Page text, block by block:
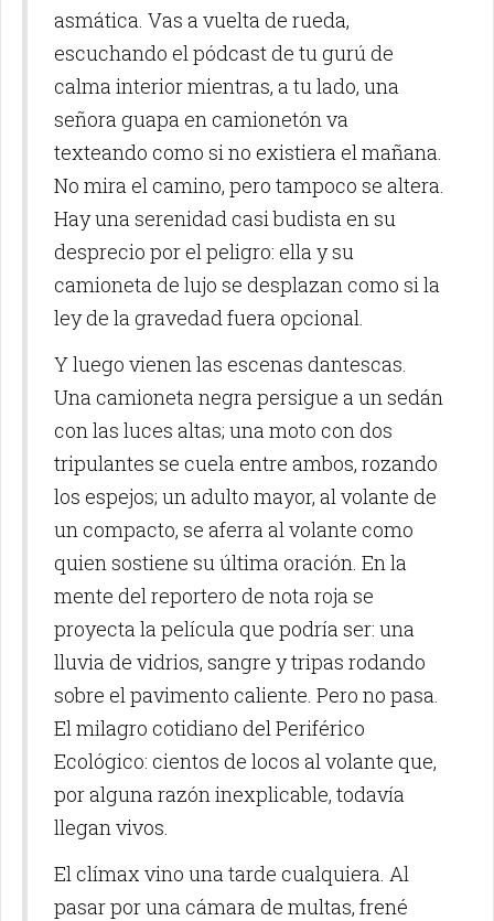
asmática. Vas a vuelta de rueda,
escuchando el pódcast de tu gurú de
calma interior mientras, a tu lado, una
señora guapa en camionetón va
texteando como si no existiera el mañana.
No mira el camino, pero tampoco se altera.
Hay una serenidad casi budista en su
desprecio por el peligro: ella y su
camioneta de lujo se desplazan como si la
ley de la gravedad fuera opcional.
Y luego vienen las escenas dantescas.
Una camioneta negra persigue a un sedán
con las luces altas; una moto con dos
tripulantes se cuela entre ambos, rozando
los espejos; un adulto mayor, al volante de
un compacto, se aferra al volante como
quien sostiene su última oración. En la
mente del reportero de nota roja se
proyecta la película que podría ser: una
lluvia de vidrios, sangre y tripas rodando
sobre el pavimento caliente. Pero no pasa.
El milagro cotidiano del Periférico
Ecológico: cientos de locos al volante que,
por alguna razón inexplicable, todavía
llegan vivos.
El clímax vino una tarde cualquiera. Al
pasar por una cámara de multas, frené